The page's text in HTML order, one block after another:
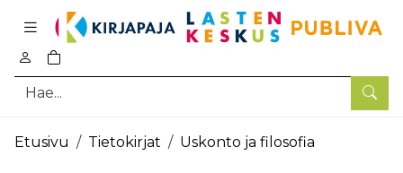
Hae
0
tuotetta ostoskorissa
Pääsisältö
Etusivu Tietokirjat Uskonto ja filosofia